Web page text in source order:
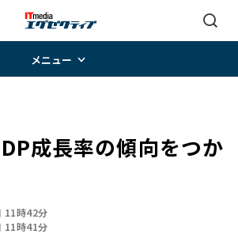
メニュー
成長率の傾向をつか
11時42分
11時41分